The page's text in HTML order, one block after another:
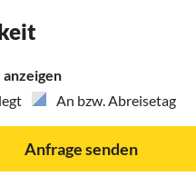
Halbinsel Fischland-Darß-
Naturschutzgebiet
Das ehemalige Fischerdorf
entwickelt und
bewahrt. Die
ihrer vielfältigen Tier- und
An bzw. Abreisetag
Anfrage senden